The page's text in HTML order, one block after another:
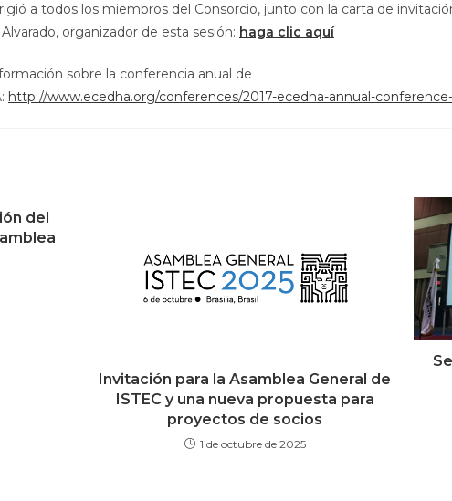
a todos los miembros del Consorcio, junto con la carta de
organizador de esta sesión: haga clic aquí
sobre la conferencia anual de
http://www.ecedha.org/conferences/2017-ecedha-annual-
del
Invitación para la Asamblea General de
ISTEC y una nueva propuesta para
proyectos de socios
1 de octubre de 2025